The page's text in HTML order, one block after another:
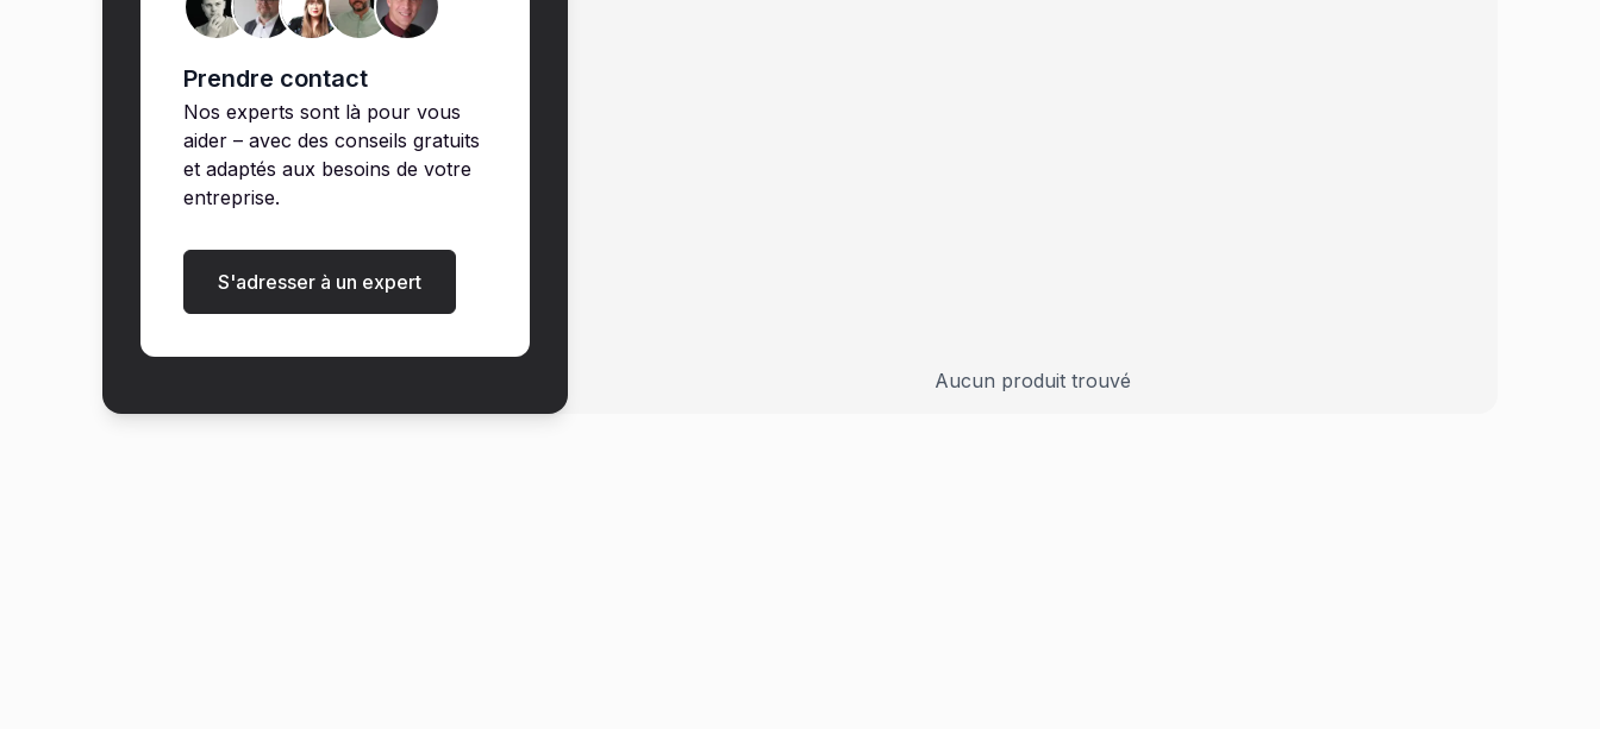
Prendre contact
Nos experts sont là pour vous
aider – avec des conseils gratuits
et adaptés aux besoins de votre
entreprise.
S'adresser à un expert
Aucun produit trouvé